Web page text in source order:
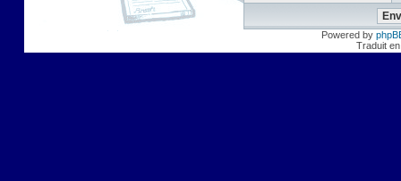
Powered by
Traduit